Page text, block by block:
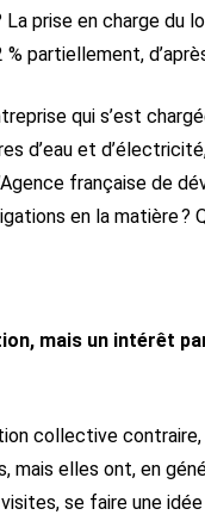
La prise en charge du
partiellement,
qui s’est
d’eau et
française de
en la matière ?
mais un intérêt
collective
mais elles ont, en
se faire une